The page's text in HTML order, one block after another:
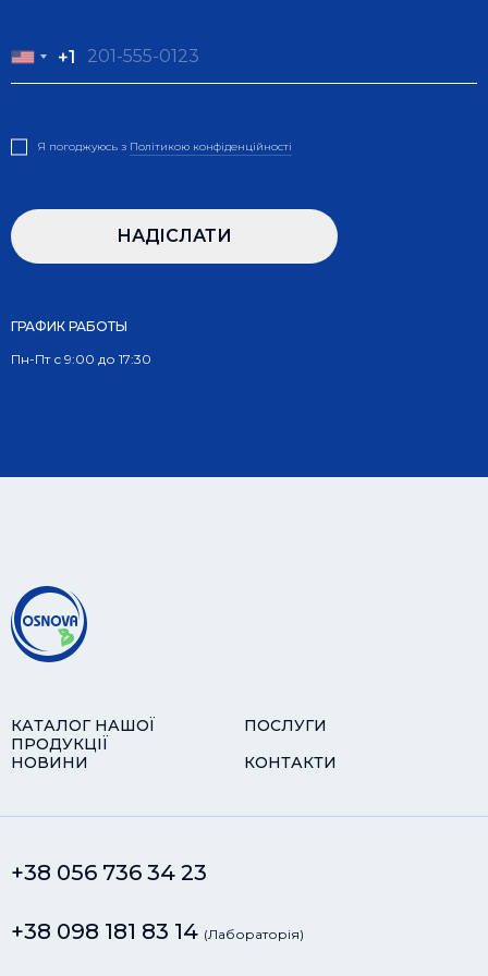
+1
+1
Я погоджуюсь з Полiтикою конфiденцiйностi
НАДIСЛАТИ
ГРАФИК РАБОТЫ
Пн-Пт с 9:00 до 17:30
КАТАЛОГ НАШОЇ
ПРОДУКЦІЇ
ПОСЛУГИ
НОВИНИ
КОНТАКТИ
+38 056 736 34 23
+38 098 181 83 14 (Лабораторія)